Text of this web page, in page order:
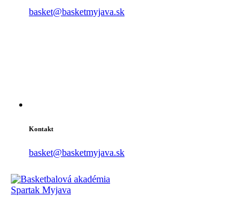
basket@basketmyjava.sk
Kontakt
basket@basketmyjava.sk